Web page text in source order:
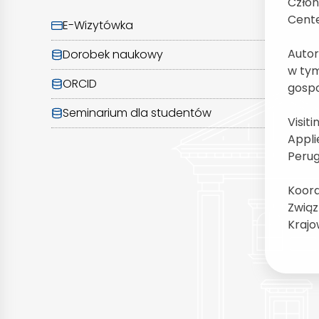
E-Wizytówka
Dorobek naukowy
ORCID
Seminarium dla studentów
w